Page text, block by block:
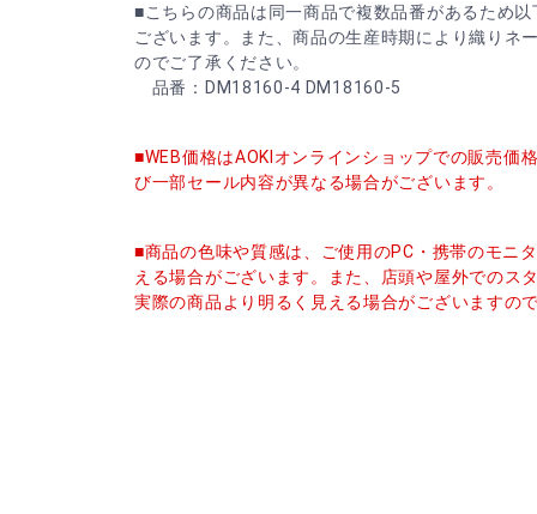
■こちらの商品は同一商品で複数品番があるため
ございます。また、商品の生産時期により織りネ
のでご了承ください。
品番：DM18160-4 DM18160-5
■WEB価格はAOKIオンラインショップでの販売価
び一部セール内容が異なる場合がございます。
■商品の色味や質感は、ご使用のPC・携帯のモニ
える場合がございます。また、店頭や屋外でのス
実際の商品より明るく見える場合がございますの